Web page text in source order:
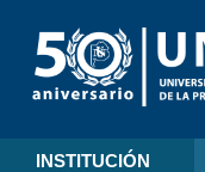
INSTITUCIÓN